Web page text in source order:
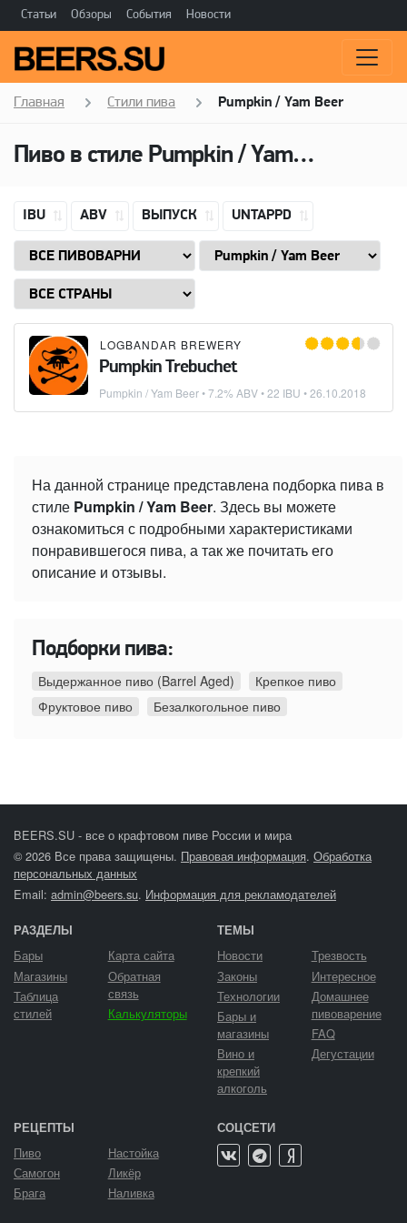
Статьи Обзоры События Новости
Главная Стили пива Pumpkin / Yam Beer
Пиво в стиле Pumpkin / Yam Beer
IBU ABV ВЫПУСК UNTAPPD
LOGBANDAR BREWERY
Pumpkin Trebuchet
Pumpkin / Yam Beer• 7.2% ABV • 22 IBU •26.10.2018
На данной странице представлена подборка пива в
стиле Pumpkin / Yam Beer. Здесь вы можете
ознакомиться с подробными характеристиками
понравившегося пива, а так же почитать его
описание и отзывы.
Подборки пива:
Выдержанное пиво (Barrel Aged)
Крепкое пиво
Фруктовое пиво
Безалкогольное пиво
BEERS.SU - все о крафтовом пиве России и мира
© 2026 Все права защищены. Правовая информация. Обработка
персональных данных
Email: admin@beers.su. Информация для рекламодателей
РАЗДЕЛЫ
Бары
Магазины
Таблица
стилей
Карта сайта
Обратная
связь
Калькуляторы
ТЕМЫ
Новости
Законы
Технологии
Бары и
магазины
Вино и
крепкий
алкоголь
Трезвость
Интересное
Домашнее
пивоварение
FAQ
Дегустации
РЕЦЕПТЫ
Пиво
Самогон
Брага
Настойка
Ликёр
Наливка
СОЦСЕТИ